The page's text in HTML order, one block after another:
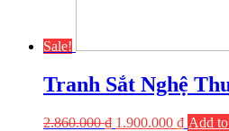
Sale!
Tranh Sắt Nghệ
2.860.000₫ 1.900.000 ₫ Add